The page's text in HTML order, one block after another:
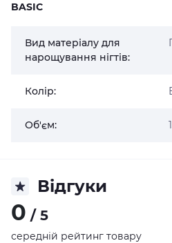
BASIC
Вид матеріалу для
нарощування нігтів:
Колір:
Об'єм:
Відгуки
0 / 5
середній рейтинг товару